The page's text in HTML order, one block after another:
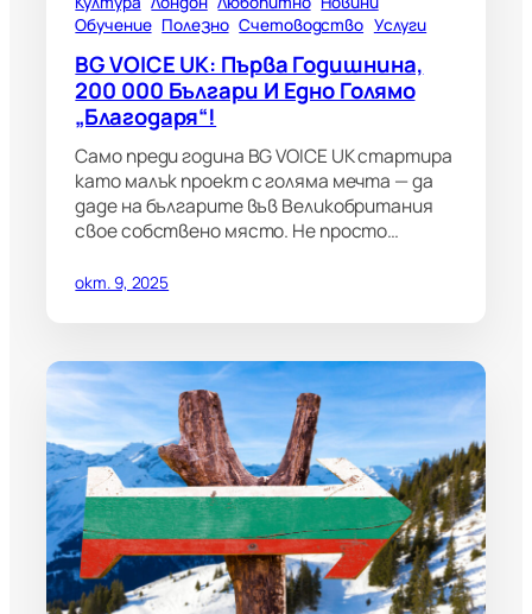
Обучение Полезно Счетоводство Услуги
BG VOICE UK: Първа Годишнина,
200 000 Българи И Едно Голямо
„Благодаря“!
Само преди година BG VOICE UK стартира
като малък проект с голяма мечта — да
даде на българите във Великобритания
свое собствено място. Не просто…
окт. 9, 2025